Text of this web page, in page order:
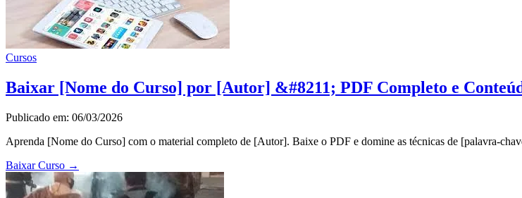
Cursos
Baixar [Nome do Curso] por [Autor] &#8211; PDF Completo e
Publicado em: 06/03/2026
Aprenda [Nome do Curso] com o material completo de [Autor]. Baixe o PDF e domine as técnicas de [palavra-
Baixar Curso →